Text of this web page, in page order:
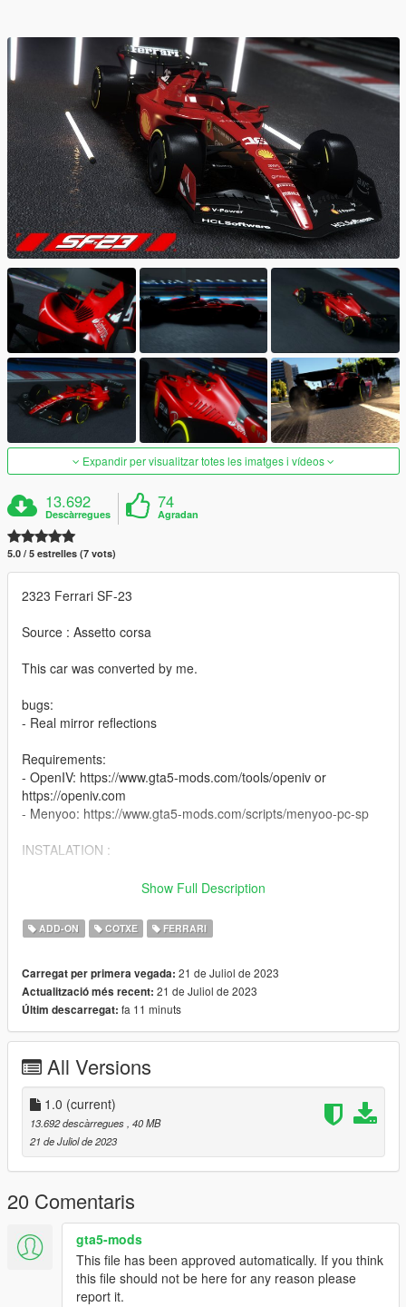
Expandir per visualitzar totes les imatges i vídeos
13.692
Descàrregues
74
Agradan
5.0 / 5 estrelles (7 vots)
2323 Ferrari SF-23
Source : Assetto corsa
This car was converted by me.
bugs:
- Real mirror reflections
Requirements:
- OpenIV: https://www.gta5-mods.com/tools/openiv or
https://openiv.com
- Menyoo: https://www.gta5-mods.com/scripts/menyoo-pc-sp
INSTALATION :
with OpenIV, drop the foler "sf23" in: Grand Theft Auto
and add this line "dlcpacks:\sf23\" in dlclist,
in: Grand Theft Auto V\mods\update\update.rpf\common\data
Show Full Description
ADD-ON COTXE FERRARI
Carregat per primera vegada: 21 de Juliol de 2023
Actualització més recent: 21 de Juliol de 2023
Últim descarregat: fa 11 minuts
All Versions
1.0 (current)
13.692 descàrregues , 40 MB
21 de Juliol de 2023
20 Comentaris
gta5-mods
This file has been approved automatically. If you think
this file should not be here for any reason please
report it.